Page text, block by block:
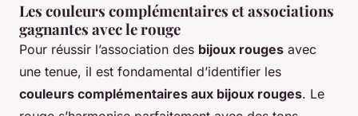
Les couleurs complémentaires et associations
gagnantes avec le rouge
Pour réussir l’association des bijoux rouges avec
une tenue, il est fondamental d’identifier les
couleurs complémentaires aux bijoux rouges. Le